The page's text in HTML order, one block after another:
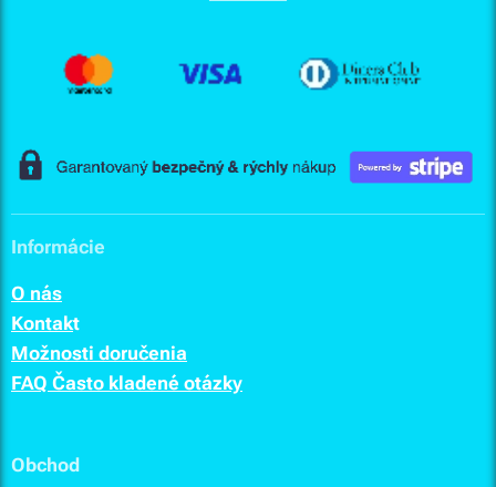
Informácie
O nás
Kontakt
Možnosti doručenia
FAQ Často kladené otázky
Obchod